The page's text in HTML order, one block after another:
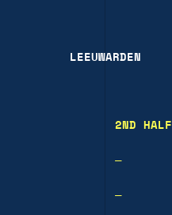
LEEUWARDEN
2ND HALF
—
—